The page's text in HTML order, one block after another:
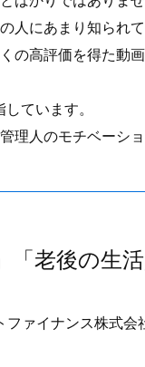
人にあまり知られ
の高評価を得た動
ています。
理人のモチベーシ
老後の生活
ァイナンス株式